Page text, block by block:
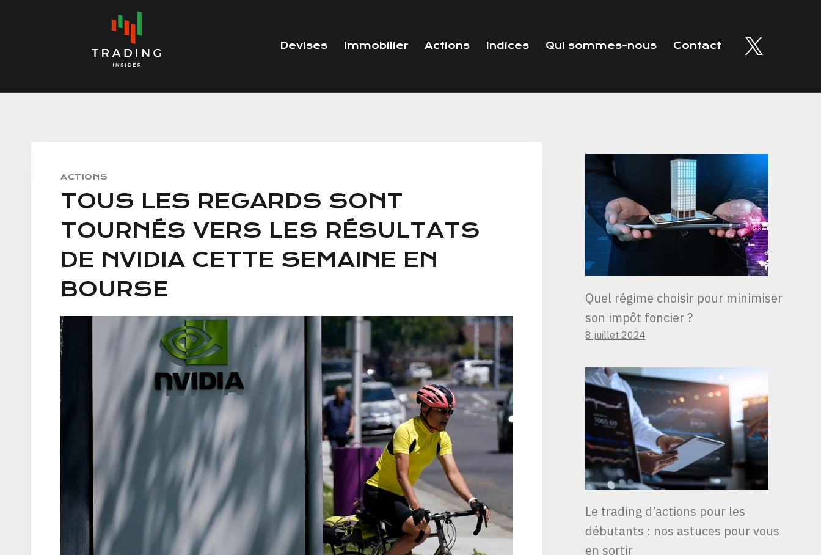
Devises Immobilier Actions Indices Qui sommes-nous Contact
ACTIONS
TOUS LES REGARDS SONT
TOURNÉS VERS LES RÉSULTATS
DE NVIDIA CETTE SEMAINE EN
BOURSE
Quel régime choisir pour minimiser
son impôt foncier ?
8 juillet 2024
Le trading d’actions pour les
débutants : nos astuces pour vous
en sortir